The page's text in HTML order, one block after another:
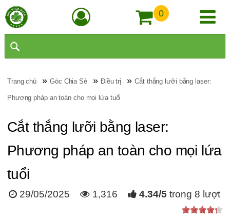
0
Trang chủ »Góc Chia Sẻ » Điều trị »Cắt thắng lưỡi bằng laser:
Phương pháp an toàn cho mọi lứa tuổi
Cắt thắng lưỡi bằng laser:
Phương pháp an toàn cho mọi lứa
tuổi
29/05/2025 1,316 4.34/5 trong8 lượt